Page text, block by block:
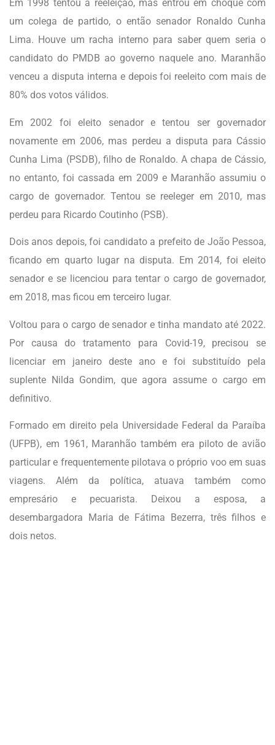
Em 1998 tentou a reeleição, mas entrou em choque com
um colega de partido, o então senador Ronaldo Cunha
Lima. Houve um racha interno para saber quem seria o
candidato do PMDB ao governo naquele ano. Maranhão
venceu a disputa interna e depois foi reeleito com mais de
80% dos votos válidos.
Em 2002 foi eleito senador e tentou ser governador
novamente em 2006, mas perdeu a disputa para Cássio
Cunha Lima (PSDB), filho de Ronaldo. A chapa de Cássio,
no entanto, foi cassada em 2009 e Maranhão assumiu o
cargo de governador. Tentou se reeleger em 2010, mas
perdeu para Ricardo Coutinho (PSB).
Dois anos depois, foi candidato a prefeito de João Pessoa,
ficando em quarto lugar na disputa. Em 2014, foi eleito
senador e se licenciou para tentar o cargo de governador,
em 2018, mas ficou em terceiro lugar.
Voltou para o cargo de senador e tinha mandato até 2022.
Por causa do tratamento para Covid-19, precisou se
licenciar em janeiro deste ano e foi substituído pela
suplente Nilda Gondim, que agora assume o cargo em
definitivo.
Formado em direito pela Universidade Federal da Paraíba
(UFPB), em 1961, Maranhão também era piloto de avião
particular e frequentemente pilotava o próprio voo em suas
viagens. Além da política, atuava também como
empresário e pecuarista. Deixou a esposa, a
desembargadora Maria de Fátima Bezerra, três filhos e
dois netos.